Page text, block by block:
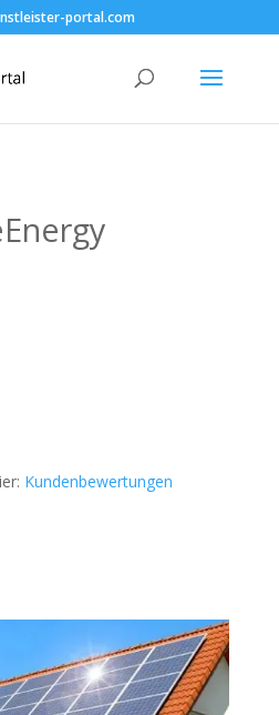
portal.com
Kundenbewertungen